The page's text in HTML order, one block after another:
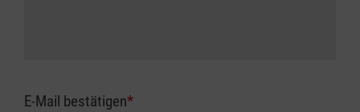
E-Mail bestätigen*